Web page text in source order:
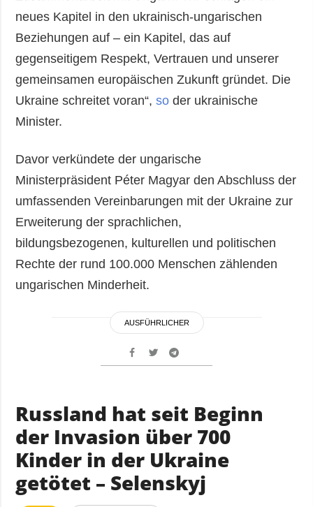
neues Kapitel in den ukrainisch-ungarischen
Beziehungen auf – ein Kapitel, das auf
gegenseitigem Respekt, Vertrauen und unserer
gemeinsamen europäischen Zukunft gründet. Die
Ukraine schreitet voran“,so der ukrainische
Minister.
Davor verkündete der ungarische
Ministerpräsident Péter Magyar den Abschluss der
umfassenden Vereinbarungen mit der Ukraine zur
Erweiterung der sprachlichen,
bildungsbezogenen, kulturellen und politischen
Rechte der rund 100.000 Menschen zählenden
ungarischen Minderheit.
AUSFÜHRLICHER
Russland hat seit Beginn
der Invasion über 700
Kinder in der Ukraine
getötet – Selenskyj